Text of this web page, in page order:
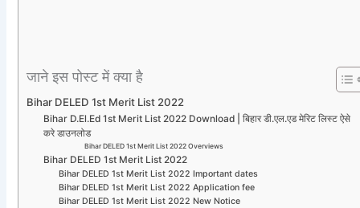
जाने इस पोस्ट में क्या है
Bihar DELED 1st Merit List 2022
Bihar D.El.Ed 1st Merit List 2022 Download | बिहार डी.एल.एड मेरिट लिस्ट ऐसे
करे डाउनलोड
Bihar DELED 1st Merit List 2022 Overviews
Bihar DELED 1st Merit List 2022
Bihar DELED 1st Merit List 2022 Important dates
Bihar DELED 1st Merit List 2022 Application fee
Bihar DELED 1st Merit List 2022 New Notice